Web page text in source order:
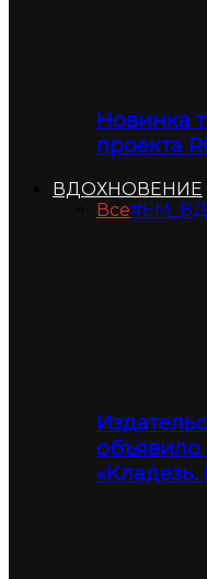
Новинка
проекта
ВДОХНОВЕНИЕ
Все
объявило